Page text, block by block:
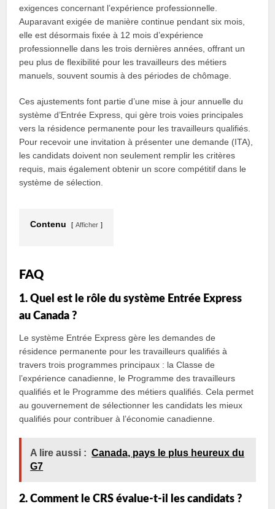
exigences concernant l’expérience professionnelle.
Auparavant exigée de manière continue pendant six mois,
elle est désormais fixée à 12 mois d’expérience
professionnelle dans les trois dernières années, offrant un
peu plus de flexibilité pour les travailleurs des métiers
manuels, souvent soumis à des périodes de chômage.
Ces ajustements font partie d’une mise à jour annuelle du
système d’Entrée Express, qui gère trois voies principales
vers la résidence permanente pour les travailleurs qualifiés.
Pour recevoir une invitation à présenter une demande (ITA),
les candidats doivent non seulement remplir les critères
requis, mais également obtenir un score compétitif dans le
système de sélection.
Contenu Afficher
FAQ
1. Quel est le rôle du système Entrée Express
au Canada ?
Le système Entrée Express gère les demandes de
résidence permanente pour les travailleurs qualifiés à
travers trois programmes principaux : la Classe de
l’expérience canadienne, le Programme des travailleurs
qualifiés et le Programme des métiers qualifiés. Cela permet
au gouvernement de sélectionner les candidats les mieux
qualifiés pour contribuer à l’économie canadienne.
A lire aussi : Canada, pays le plus heureux du
G7
2. Comment le CRS évalue-t-il les candidats ?